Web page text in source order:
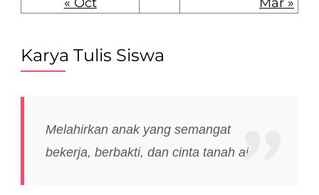
Karya Tulis Siswa
Melahirkan anak yang semangat
bekerja, berbakti, dan cinta tanah air